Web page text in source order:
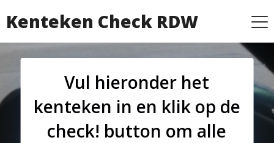
Kenteken Check RDW
Vul hieronder het
kenteken in en klik op de
check! button om alle